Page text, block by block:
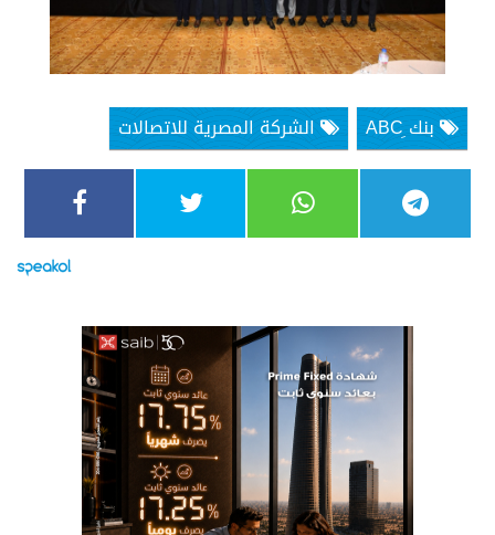
بنك ِABC الشركة المصرية للاتصالات